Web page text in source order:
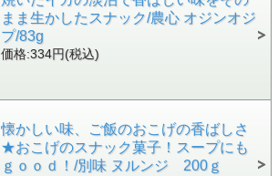
まま生かしたスナック/農心 オジンオジ
プ/83g
価格:334円(税込)
懐かしい味、ご飯のおこげの香ばしさ
★おこげのスナック菓子！スープにも
ｇｏｏｄ！/別味 ヌルンジ 200ｇ